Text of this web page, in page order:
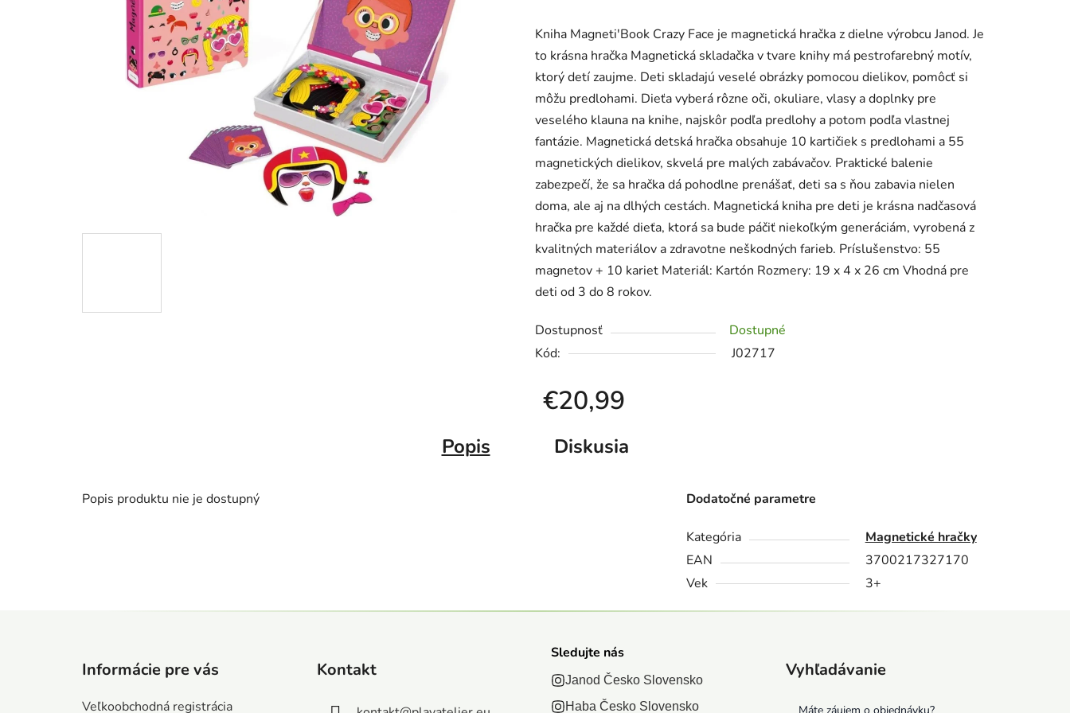
je
0,0
z
5
hviezdičiek.
Kniha Magneti'Book Crazy Face je magnetická hračka z dielne výrobcu Janod. Je
to krásna hračka Magnetická skladačka v tvare knihy má pestrofarebný motív,
ktorý detí zaujme. Deti skladajú veselé obrázky pomocou dielikov, pomôcť si
môžu predlohami. Dieťa vyberá rôzne oči, okuliare, vlasy a doplnky pre
veselého klauna na knihe, najskôr podľa predlohy a potom podľa vlastnej
fantázie. Magnetická detská hračka obsahuje 10 kartičiek s predlohami a 55
magnetických dielikov, skvelá pre malých zabávačov. Praktické balenie
zabezpečí, že sa hračka dá pohodlne prenášať, deti sa s ňou zabavia nielen
doma, ale aj na dlhých cestách. Magnetická kniha pre deti je krásna nadčasová
hračka pre každé dieťa, ktorá sa bude páčiť niekoľkým generáciám, vyrobená z
kvalitných materiálov a zdravotne neškodných farieb. Príslušenstvo: 55
magnetov + 10 kariet Materiál: Kartón Rozmery: 19 x 4 x 26 cm Vhodná pre
deti od 3 do 8 rokov.
Dostupnosť
Dostupné
Kód:
J02717
€20,99
Popis Diskusia
Popis produktu nie je dostupný Dodatočné parametre
Kategória
Magnetické hračky
EAN
3700217327170
Vek
3+
Informácie pre vás
Veľkoobchodná registrácia
Kontakt
Sledujte nás
Janod Česko Slovensko
Haba Česko Slovensko
Vyhľadávanie